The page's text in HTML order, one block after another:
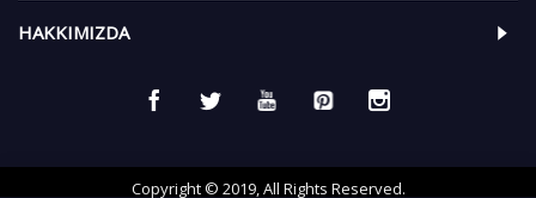
HAKKIMIZDA
Copyright © 2019, All Rights Reserved.